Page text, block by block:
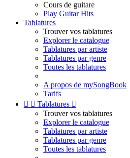
Cours de guitare
Play Guitar Hits
Tablatures
Trouver vos tablatures
Explorer le catalogue
Tablatures par artiste
Tablatures par genre
Toutes les tablatures
A propos de mySongBook
Tarifs
  Tablatures 
Trouver vos tablatures
Explorer le catalogue
Tablatures par artiste
Tablatures par genre
Toutes les tablatures